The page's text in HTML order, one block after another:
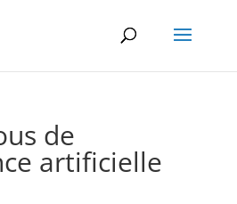
de
artificielle